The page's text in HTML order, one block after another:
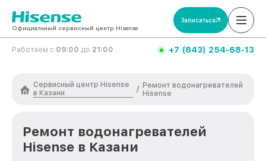
Официальный сервисный центр Hisense
Записаться
Работаем с 09:00 до 21:00 +7 (843) 254-68-13
Сервисный центр Hisense
в Казани
/ Ремонт водонагревателей
Hisense
Ремонт водонагревателей
Hisense в Казани